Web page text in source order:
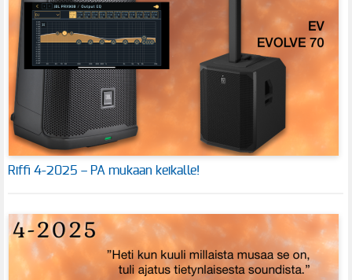
Riffi 4-2025 – PA mukaan keikalle!